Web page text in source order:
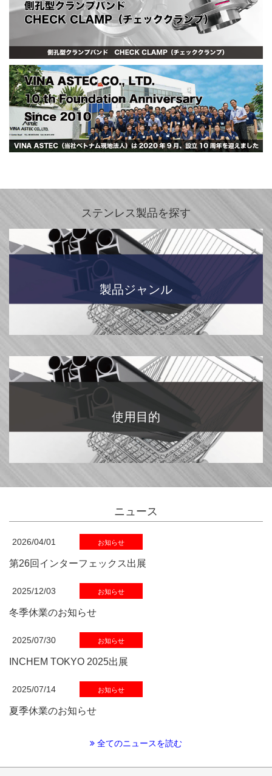
ステンレス製品を探す
製品ジャンル
使用目的
ニュース
2026/04/01 お知らせ
第26回インターフェックス出展
2025/12/03 お知らせ
冬季休業のお知らせ
2025/07/30 お知らせ
INCHEM TOKYO 2025出展
2025/07/14 お知らせ
夏季休業のお知らせ
全てのニュースを読む